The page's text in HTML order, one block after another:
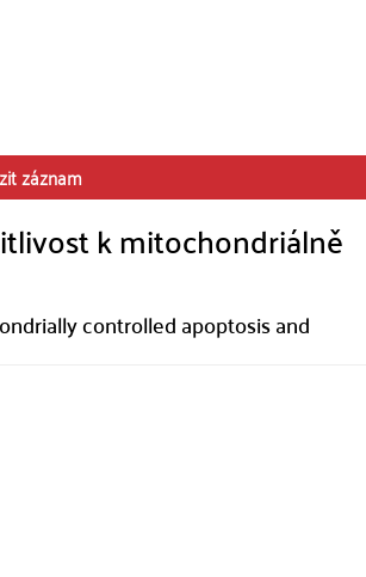
záznam
k mitochondriálně
controlled apoptosis and